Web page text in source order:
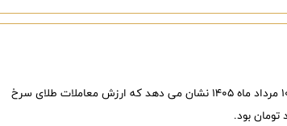
خلاصه معاملات بازار زعفران در روز شنبه ۱۰ مرداد ماه ۱۴۰۵ نشان می دهد که ارزش معاملات طلای سرخ